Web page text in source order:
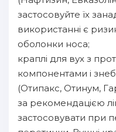
застосовуйте їх
використанні є
оболонки носа;
краплі для вух з
компонентами і
(Отипакс, Отинум,
за рекомендацією
застосовувати при